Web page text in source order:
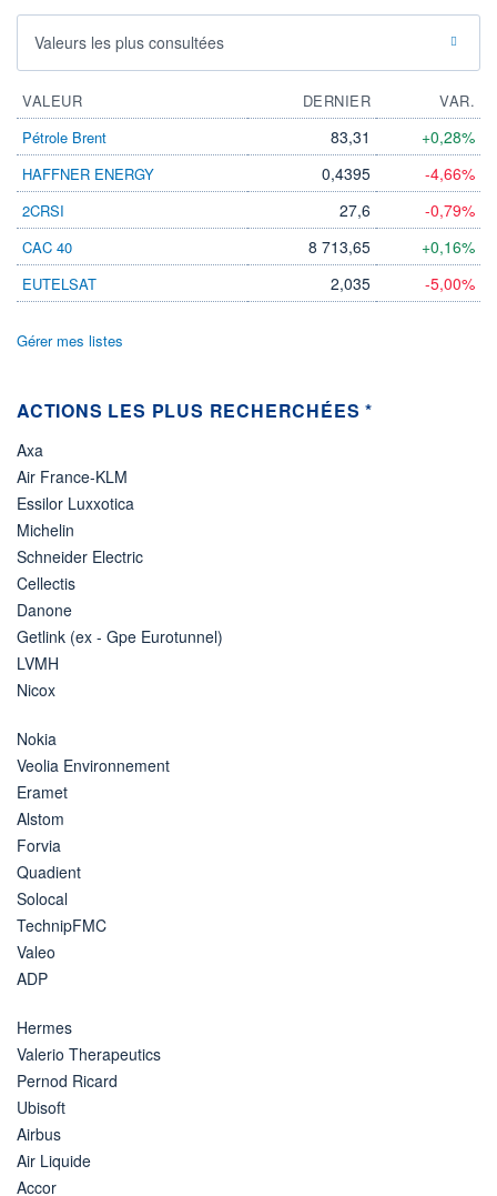
0,000
+ HAUT
0,000
+ BAS
0
VALORISATION
41 694 MGBX
DERNIER ÉCHANGE
07.08.26 / 09:00:17
LIMITE À LA
0,000
LIMITE À LA
RENDEMENT
ESTIMÉ 2026
PER ESTIMÉ
2026
-
ÉLIGIBILITÉ
Boursobank
Valeurs les plus consultées
VALEUR DERNIER
VAR.
Pétrole Brent
83,31 +0,28%
HAFFNER ENERGY 0,4395 -4,66%
2CRSI 27,6 -0,79%
CAC 40 8 713,65 +0,16%
EUTELSAT 2,035 -5,00%
Gérer mes listes
ACTIONS LES PLUS RECHERCHÉES *
Axa
Air France-KLM
Essilor Luxxotica
Michelin
Schneider Electric
Cellectis
Danone
Getlink (ex - Gpe Eurotunnel)
LVMH
Nicox
Nokia
Veolia Environnement
Eramet
Alstom
Forvia
Quadient
Solocal
TechnipFMC
Valeo
ADP
Hermes
Valerio Therapeutics
Pernod Ricard
Ubisoft
Airbus
Air Liquide
Accor